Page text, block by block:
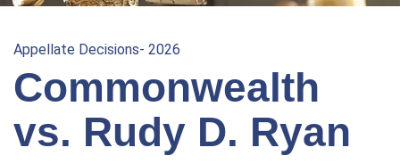
Appellate Decisions- 2026
Commonwealth
vs. Rudy D. Ryan